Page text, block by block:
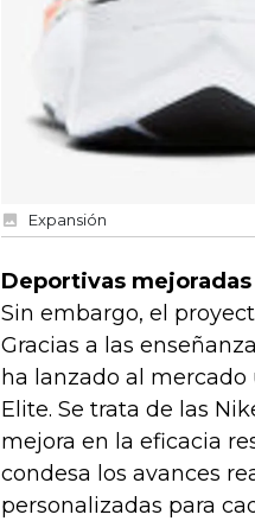
Expansión
Deportivas mejoradas
Sin embargo, el
Gracias a las
ha lanzado al
Elite. Se trata de las
mejora en la eficacia
condesa los avances
personalizadas para